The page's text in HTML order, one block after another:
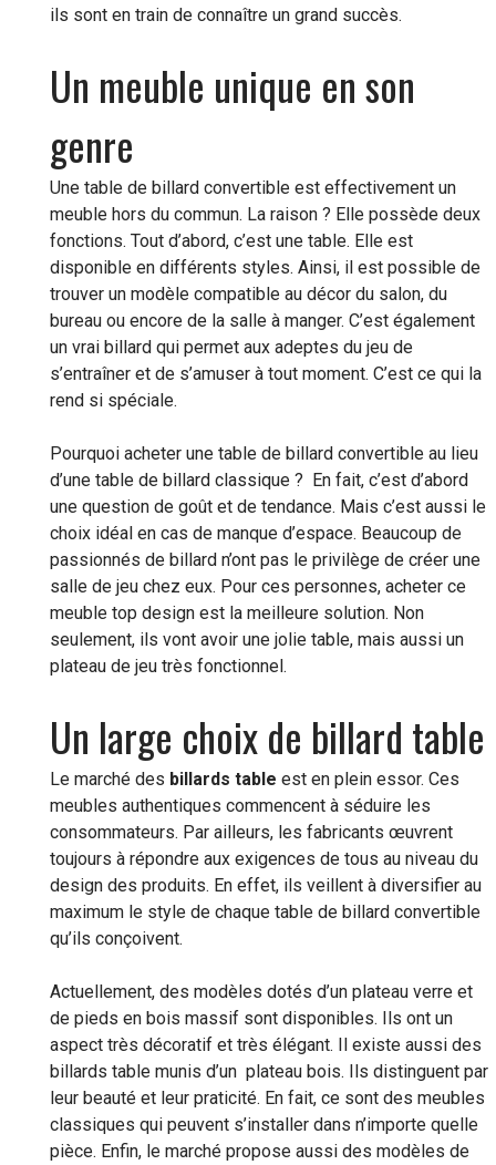
ils sont en train de connaître un grand succès.
Un meuble unique en son
genre
Une table de billard convertible est effectivement un
meuble hors du commun. La raison ? Elle possède deux
fonctions. Tout d’abord, c’est une table. Elle est
disponible en différents styles. Ainsi, il est possible de
trouver un modèle compatible au décor du salon, du
bureau ou encore de la salle à manger. C’est également
un vrai billard qui permet aux adeptes du jeu de
s’entraîner et de s’amuser à tout moment. C’est ce qui la
rend si spéciale.
Pourquoi acheter une table de billard convertible au lieu
d’une table de billard classique ? En fait, c’est d’abord
une question de goût et de tendance. Mais c’est aussi le
choix idéal en cas de manque d’espace. Beaucoup de
passionnés de billard n’ont pas le privilège de créer une
salle de jeu chez eux. Pour ces personnes, acheter ce
meuble top design est la meilleure solution. Non
seulement, ils vont avoir une jolie table, mais aussi un
plateau de jeu très fonctionnel.
Un large choix de billard table
Le marché des billards table est en plein essor. Ces
meubles authentiques commencent à séduire les
consommateurs. Par ailleurs, les fabricants œuvrent
toujours à répondre aux exigences de tous au niveau du
design des produits. En effet, ils veillent à diversifier au
maximum le style de chaque table de billard convertible
qu’ils conçoivent.
Actuellement, des modèles dotés d’un plateau verre et
de pieds en bois massif sont disponibles. Ils ont un
aspect très décoratif et très élégant. Il existe aussi des
billards table munis d’un plateau bois. Ils distinguent par
leur beauté et leur praticité. En fait, ce sont des meubles
classiques qui peuvent s’installer dans n’importe quelle
pièce. Enfin, le marché propose aussi des modèles de